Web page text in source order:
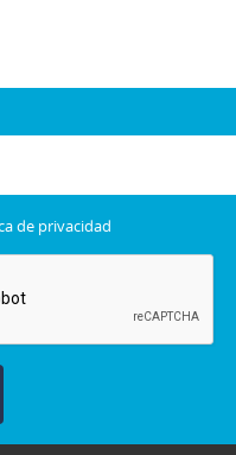
de privacidad